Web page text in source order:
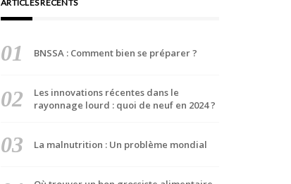
ARTICLES RÉCENTS
BNSSA : Comment bien se préparer ?
Les innovations récentes dans le
rayonnage lourd : quoi de neuf en 2024 ?
La malnutrition : Un problème mondial